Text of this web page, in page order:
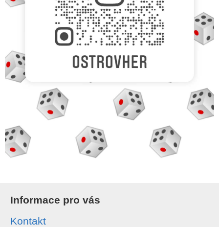
Informace pro vás
Kontakt